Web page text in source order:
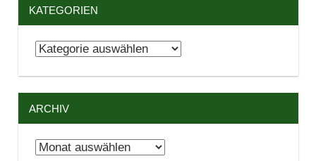
KATEGORIEN
Kategorien
ARCHIV
Archiv